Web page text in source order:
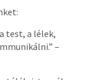
test, a lélek,
–